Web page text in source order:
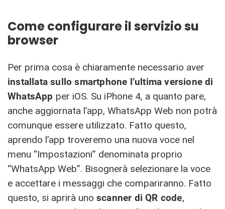
Come configurare il servizio su
browser
Per prima cosa è chiaramente necessario aver
installata sullo smartphone l’ultima versione di
WhatsApp per iOS. Su iPhone 4, a quanto pare,
anche aggiornata l’app, WhatsApp Web non potrà
comunque essere utilizzato. Fatto questo,
aprendo l’app troveremo una nuova voce nel
menu “Impostazioni” denominata proprio
“WhatsApp Web”. Bisognerà selezionare la voce
e accettare i messaggi che compariranno. Fatto
questo, si aprirà uno scanner di QR code,